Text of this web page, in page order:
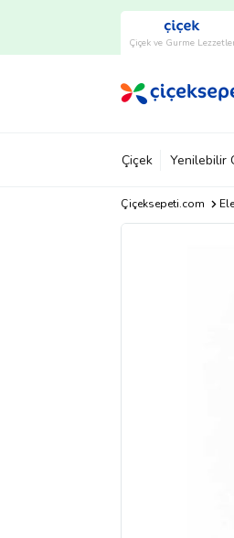
Çiçek ve Gurme
Çiçek Yenilebilir
Çiçeksepeti.com